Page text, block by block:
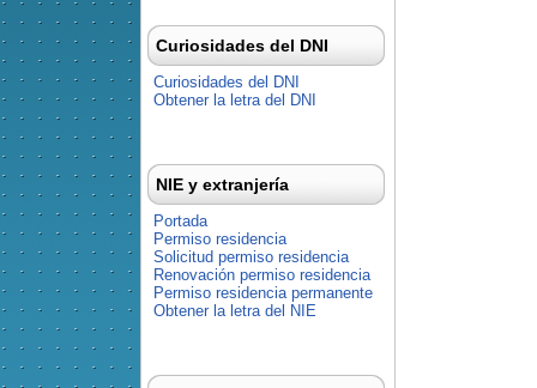
Curiosidades del DNI
Curiosidades del DNI
Obtener la letra del DNI
NIE y extranjería
Portada
Permiso residencia
Solicitud permiso residencia
Renovación permiso residencia
Permiso residencia permanente
Obtener la letra del NIE